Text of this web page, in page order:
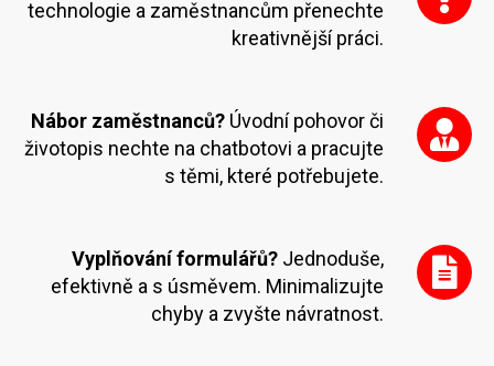
technologie a zaměstnancům přenechte
kreativnější práci.
Nábor zaměstnanců? Úvodní pohovor či
životopis nechte na chatbotovi a pracujte
s těmi, které potřebujete.
Vyplňování formulářů? Jednoduše,
efektivně a s úsměvem. Minimalizujte
chyby a zvyšte návratnost.